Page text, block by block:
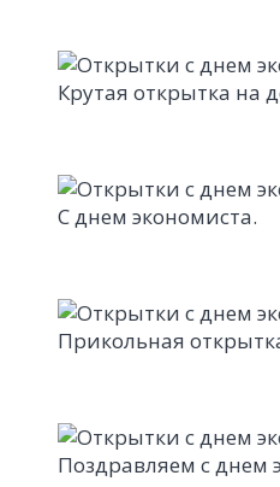
Крутая открытка на
С днем экономиста.
Прикольная
Поздравляем с днем